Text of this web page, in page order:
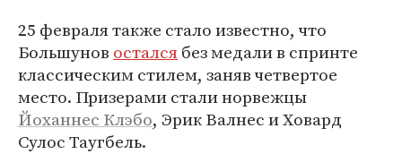
25 февраля также стало известно, что
Большунов осталсябез медали в спринте
классическим стилем, заняв четвертое
место. Призерами стали норвежцы
Йоханнес Клэбо, Эрик Валнес и Ховард
Сулос Таугбель.